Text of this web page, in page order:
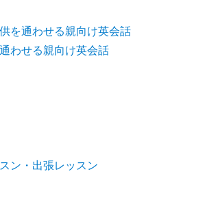
を通わせる親向け英会話
わせる親向け英会話
ン・出張レッスン